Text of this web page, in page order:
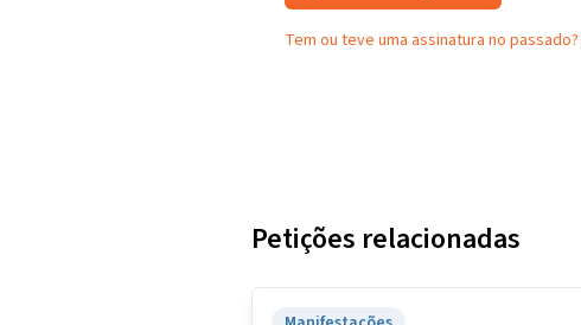
Tem ou teve uma assinatura no passado?
Petições relacionadas